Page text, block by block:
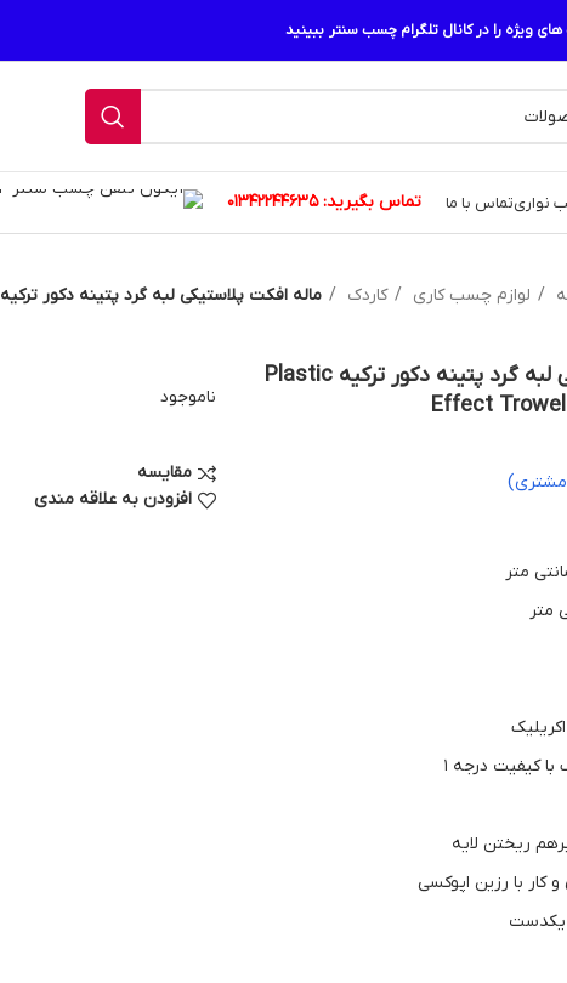
ویژه را در کانال تلگرام چسب سنتر ببینید
نواریتماس با ما تماس بگیرید: 01342244635
لوازم چسب کاری کاردک
ماله افکت پلاستیکی لبه گرد پتینه دکور ترکیه Plastic Effect Trowel DEKOR Code:1130
ماله افکت پلاستیکی لبه گرد پتینه دکور ترکیه Plastic
Effect Trowel
کیفیت درجه 1
ریختن لایه
با رزین اپوکسی
یکدست
ناموجود
مقایسه
افزودن به علاقه مندی